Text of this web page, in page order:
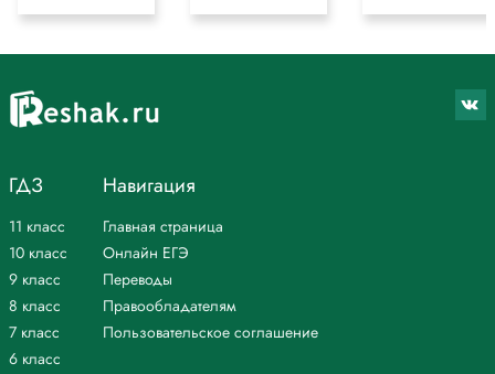
ГДЗ
11 класс
10 класс
9 класс
8 класс
7 класс
6 класс
Навигация
Главная страница
Онлайн ЕГЭ
Переводы
Правообладателям
Пользовательское соглашение